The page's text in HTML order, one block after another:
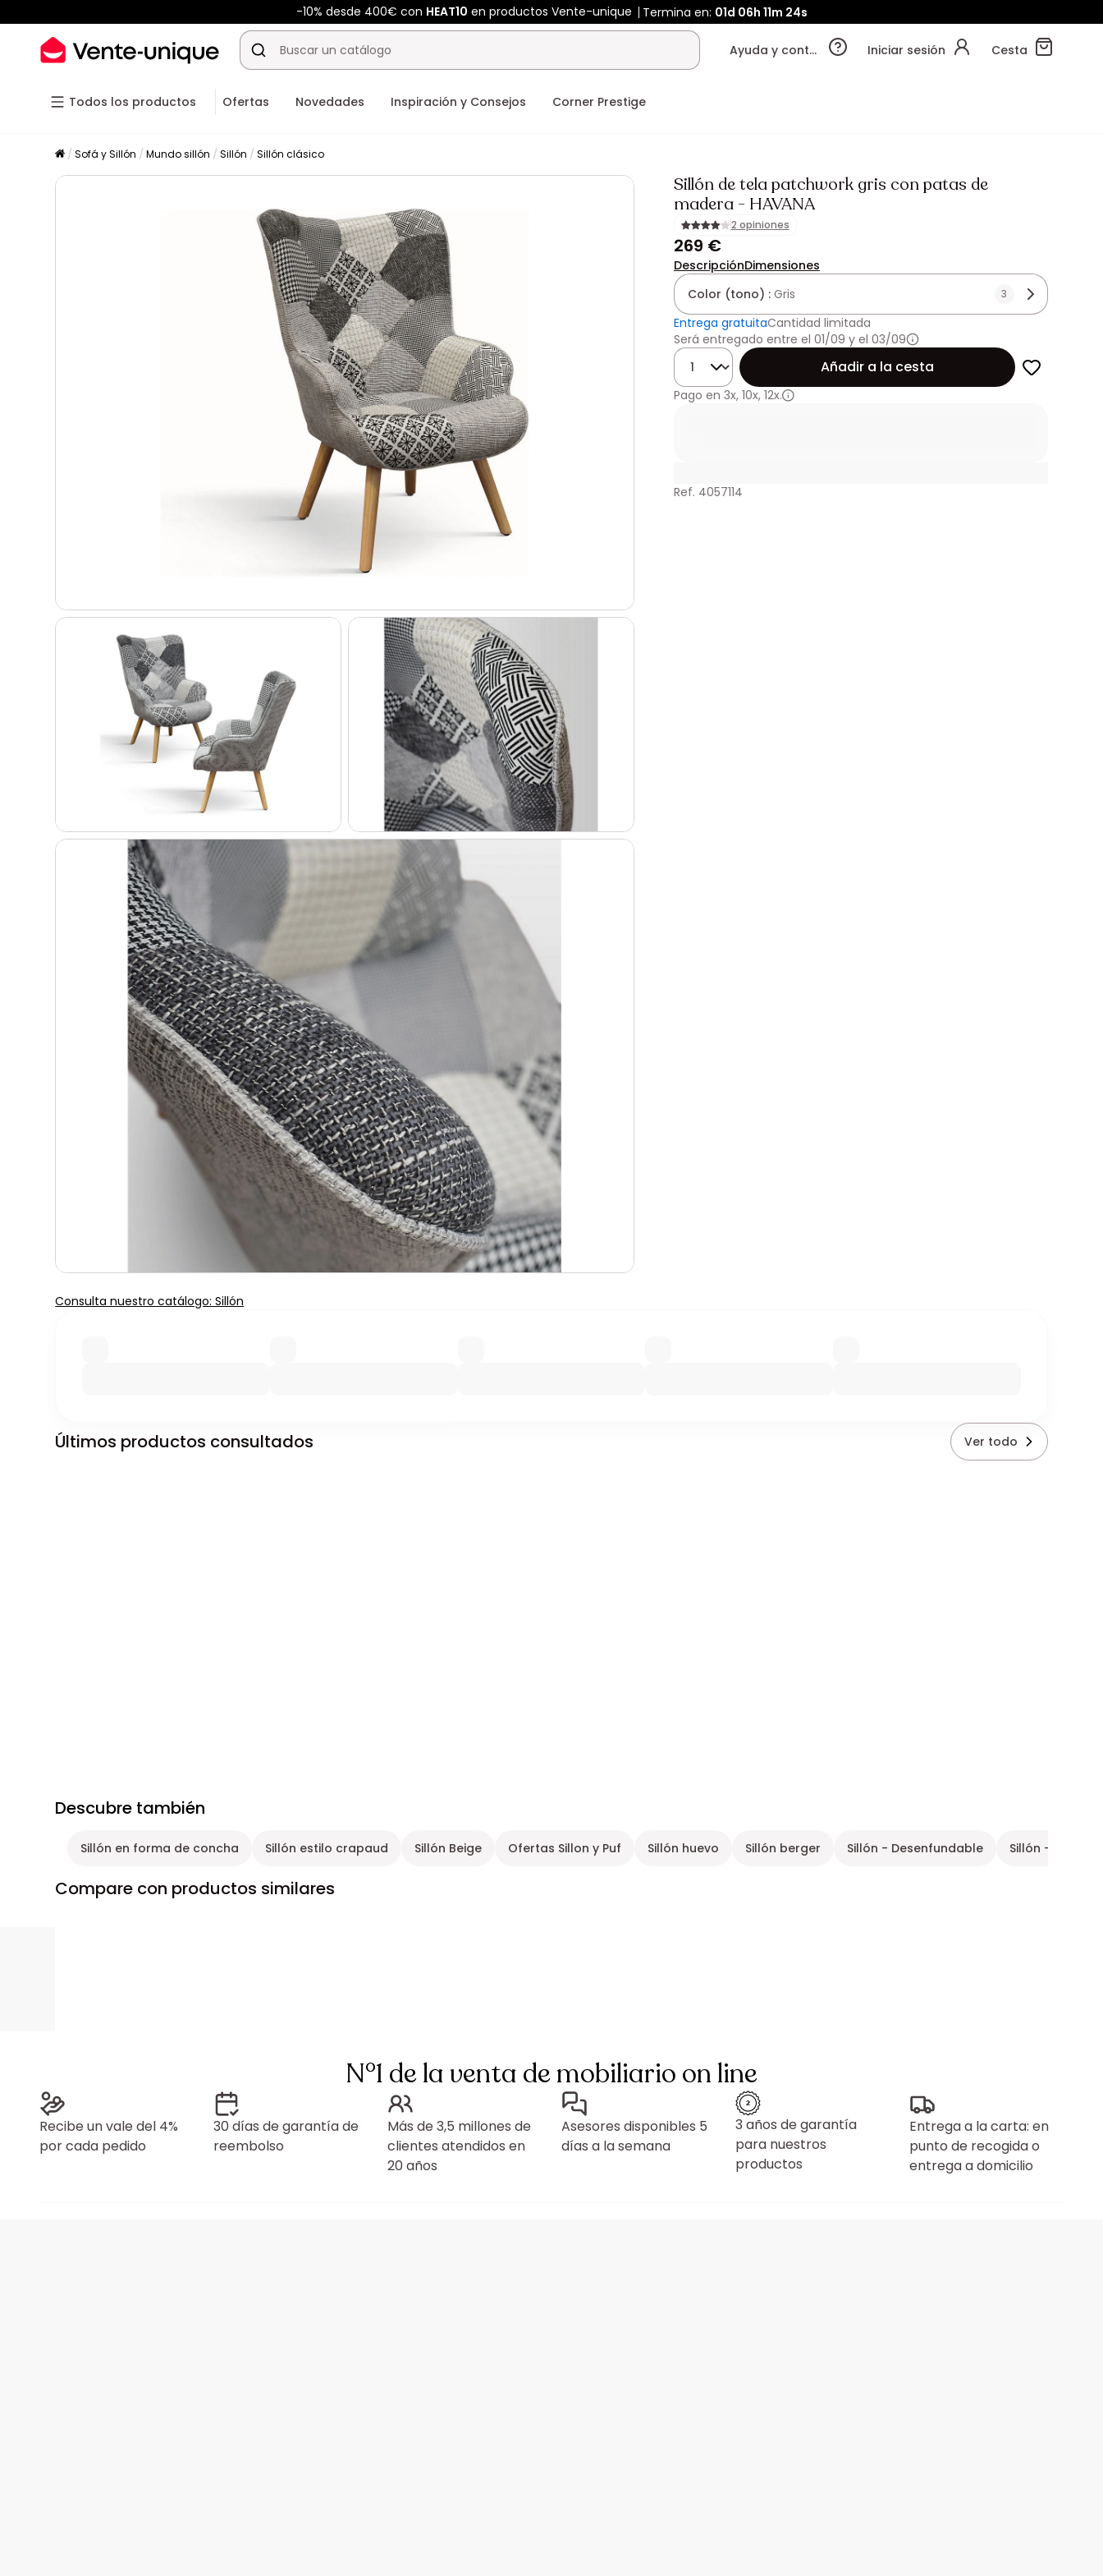
-10% desde 400€ con HEAT10 en productos Vente-unique Termina en: 01d 06h 11m 23s
Ayuda y contacto Iniciar sesión Cesta
Todos los productos Ofertas Novedades Inspiración y Consejos Corner Prestige
Sofá y Sillón Mundo sillón Sillón Sillón clásico
Sillón de tela patchwork gris con patas de
madera - HAVANA
2 opiniones
269 €
DescripciónDimensiones
Color (tono) : Gris 3
Entrega gratuitaCantidad limitada
Será entregado entre el 01/09 y el 03/09
Cantidad
Añadir a la cesta
Pago en 3x, 10x, 12x.
Ref. 4057114
Consulta nuestro catálogo: Sillón
Últimos productos consultados Ver todo
Descubre también
Sillón en forma de concha Sillón estilo crapaud Sillón Beige Ofertas Sillon y Puf Sillón huevo Sillón berger Sillón - Desenfundable Sillón - Marrón
Compare con productos similares
N°1 de la venta de mobiliario on line
Recibe un vale del 4%
por cada pedido
30 días de garantía de
reembolso
Más de 3,5 millones de
clientes atendidos en
20 años
Asesores disponibles 5
días a la semana
3 años de garantía
para nuestros
productos
Entrega a la carta: en
punto de recogida o
entrega a domicilio